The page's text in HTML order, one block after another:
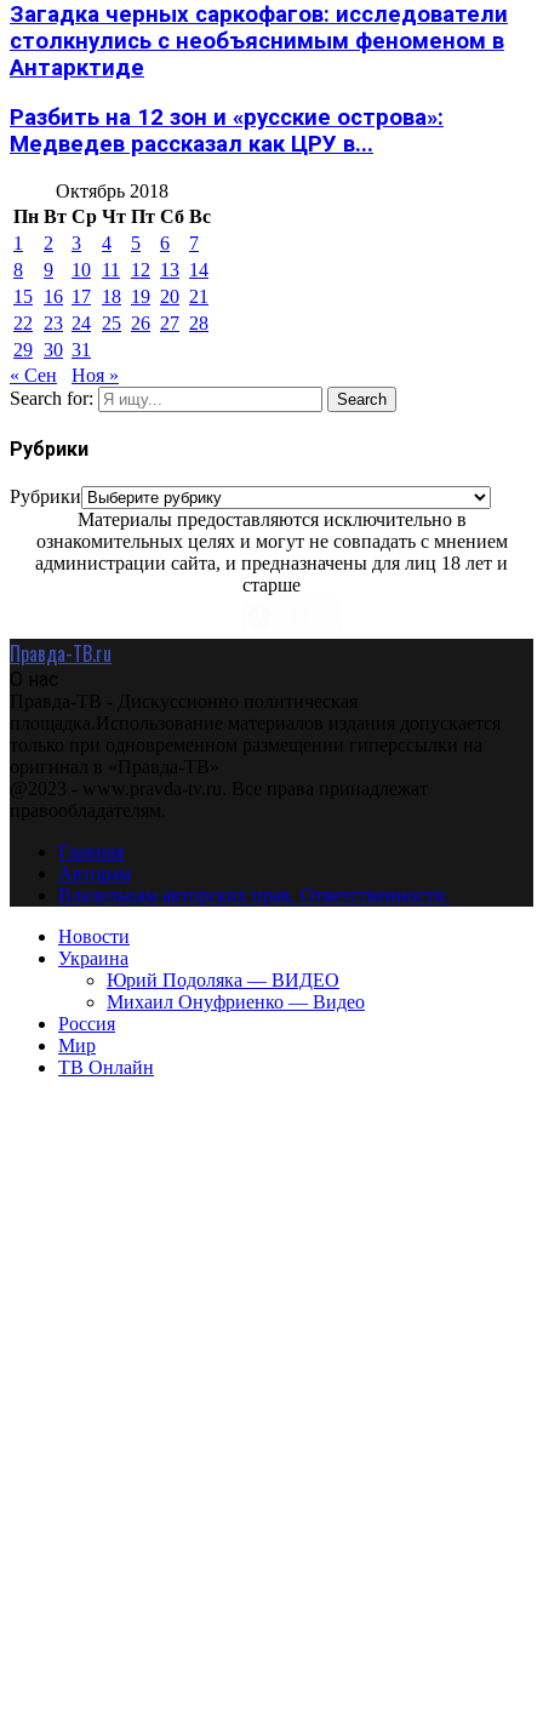
Загадка черных саркофагов: исследователи
столкнулись с необъяснимым феноменом в
Антарктиде
Разбить на 12 зон и «русские острова»:
Медведев рассказал как ЦРУ в...
Октябрь 2018
Пн Вт Ср Чт Пт Сб Вс
1
2 3 4 5 6
7
8
9 10 11 12 13 14
15 16 17 18 19 20 21
22
23 24 25 26 27 28
29 30 31
« Сен
Ноя »
Search for:
Search
Рубрики
Рубрики
Материалы предоставляются исключительно в
ознакомительных целях и могут не совпадать с мнением
администрации сайта, и предназначены для лиц 18 лет и
старше
Правда-ТВ.ru
О нас
Правда-ТВ - Дискуссионно политическая
площадка.Использование материалов издания допускается
только при одновременном размещении гиперссылки на
оригинал в «Правда-ТВ»
@2023 - www.pravda-tv.ru. Все права принадлежат
правообладателям.
Главная
Авторам
Владельцам авторских прав. Ответственности.
Новости
Украина
Юрий Подоляка — ВИДЕО
Михаил Онуфриенко — Видео
Россия
Мир
ТВ Онлайн